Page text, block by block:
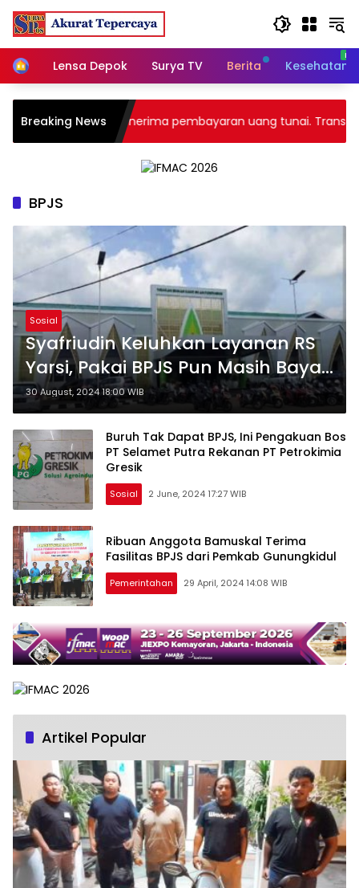
Skip
content
HomeLensa Depok Surya TV Berita Kesehatan
Breaking News
Group, tidak menerima pembayaran uang tunai.
BPJS
Sosial
Syafriudin Keluhkan Layanan RS
Yarsi, Pakai BPJS Pun Masih Bayar
Mahal
30 August, 2024 18:00 WIB
Buruh Tak Dapat BPJS, Ini Pengakuan Bos
PT Selamet Putra Rekanan PT Petrokimia
Gresik
Sosial 2 June, 2024 17:27 WIB
Ribuan Anggota Bamuskal Terima
Fasilitas BPJS dari Pemkab Gunungkidul
Pemerintahan 29 April, 2024 14:08 WIB
Artikel Popular